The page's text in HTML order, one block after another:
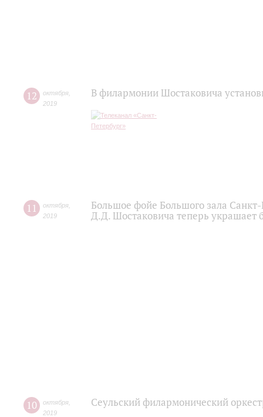
12 октября
2019
В филармонии Шостаковича
11 октября
2019
Большое фойе Большого зала
Д.Д. Шостаковича теперь украшает
10 октября
2019
Сеульский филармонический